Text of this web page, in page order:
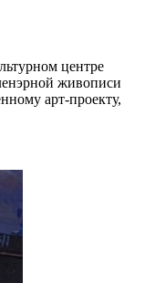
центре
живописи
арт-проекту,